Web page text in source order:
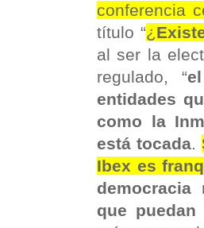
conferencia
título “¿
al ser la
regulado, “
entidades
como la
está tocada.
Ibex es
que